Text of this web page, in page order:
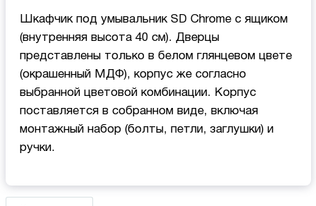
Шкафчик под умывальник SD Chrome с ящиком
(внутренняя высота 40 см). Дверцы
представлены только в белом глянцевом цвете
(окрашенный МДФ), корпус же согласно
выбранной цветовой комбинации. Корпус
поставляется в собранном виде, включая
монтажный набор (болты, петли, заглушки) и
ручки.